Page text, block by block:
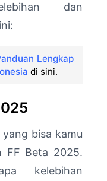
dan
Lengkap
di sini.
bisa kamu
FF Beta 2025.
kelebihan